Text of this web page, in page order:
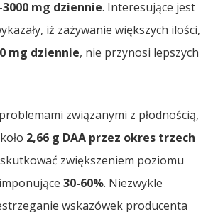
3000 mg dziennie. Interesujące jest
iż zażywanie większych ilości,
mg dziennie, nie przynosi lepszych
związanymi z płodnością,
2,66 g DAA przez okres trzech
zwiększeniem poziomu
30-60%. Niezwykle
wskazówek producenta